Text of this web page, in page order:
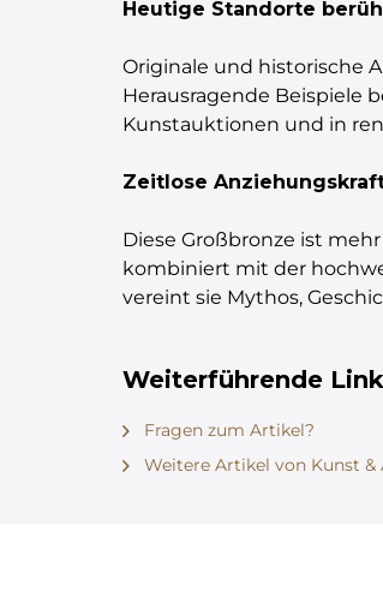
Heutige Standorte
Originale und historische
Herausragende Beispiele
Kunstauktionen und in
Zeitlose
Diese Großbronze ist
kombiniert mit der
vereint sie Mythos,
Weiterführende
Fragen zum Artikel?
Weitere Artikel von Kunst &